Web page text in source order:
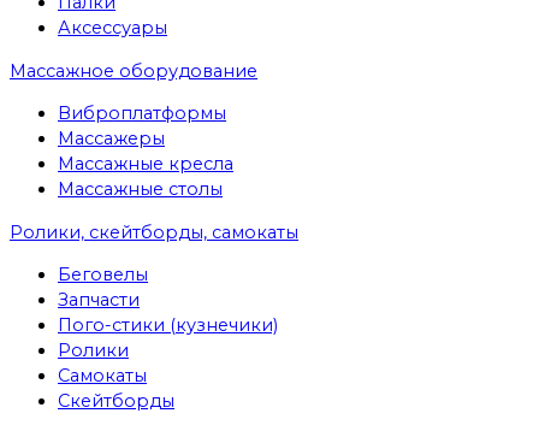
Аксессуары
Массажное оборудование
Виброплатформы
Массажеры
Массажные кресла
Массажные столы
Ролики, скейтборды, самокаты
Беговелы
Запчасти
Пого-стики (кузнечики)
Ролики
Самокаты
Скейтборды